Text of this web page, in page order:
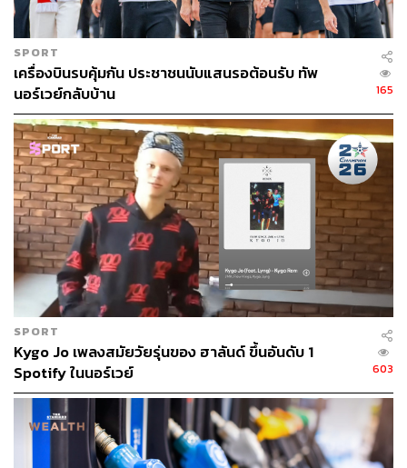
SPORT
เครื่องบินรบคุ้มกัน ประชาชนนับแสนรอต้อนรับ ทัพ
นอร์เวย์กลับบ้าน
165
SPORT
Kygo Jo เพลงสมัยวัยรุ่นของ ฮาลันด์ ขึ้นอันดับ 1
Spotify ในนอร์เวย์
603